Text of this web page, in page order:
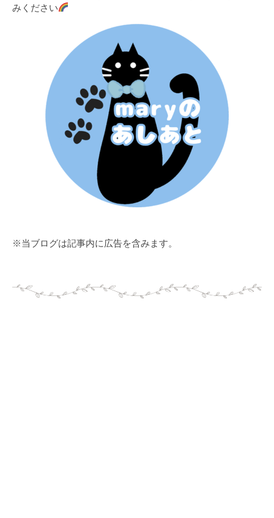
みください
※当ブログは記事内に広告を含みます。